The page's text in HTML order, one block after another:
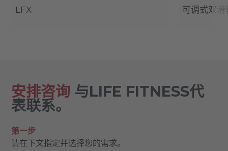
LFX 可调式双
安排咨询与LIFE FITNESS代
表联系。
第一步
请在下文指定并选择您的需求。